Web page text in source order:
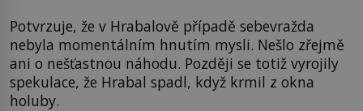
Potvrzuje, že v Hrabalově případě sebevražda
nebyla momentálním hnutím mysli. Nešlo zřejmě
ani o nešťastnou náhodu. Později se totiž vyrojily
spekulace, že Hrabal spadl, když krmil z okna
holuby.